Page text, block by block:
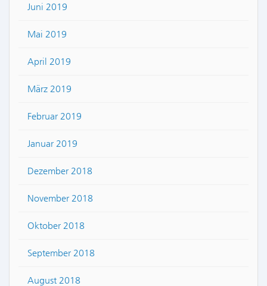
Juni 2019
Mai 2019
April 2019
März 2019
Februar 2019
Januar 2019
Dezember 2018
November 2018
Oktober 2018
September 2018
August 2018